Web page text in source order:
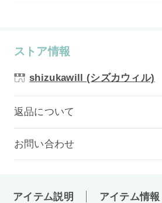
ストア情報
shizukawill (シズカウィル)
返品について
お問い合わせ
アイテム説明 アイテム情報